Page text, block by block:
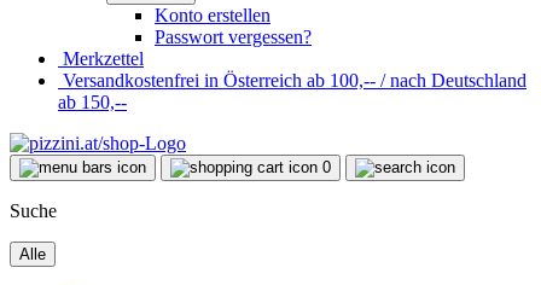
Konto erstellen
Passwort vergessen?
Merkzettel
Versandkostenfrei in Österreich ab 100,-- / nach Deutschland
ab 150,--
0
Suche
Alle